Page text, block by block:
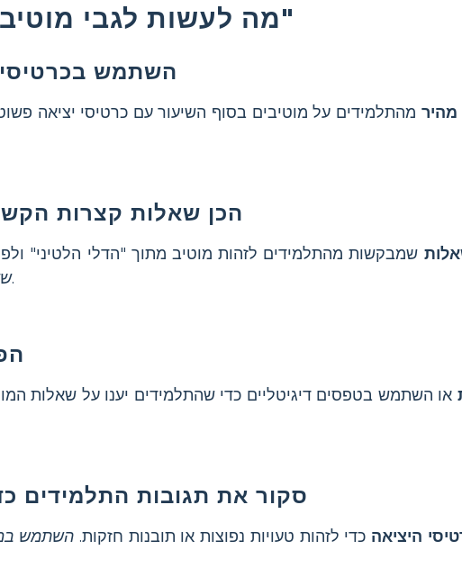
מה לעשות לגבי מוטיבים ב"לטין דלי"
השתמש בכרטיסי
מהתלמידים על מוטיבים בסוף השיעור עם כרטיסי יציאה
הכן שאלות קצרות
שמבקשות מהתלמידים לזהות מוטיב מתוך "הדלי הלטיני"
.
או השתמש בטפסים דיגיטליים כדי שהתלמידים יענו על שאלות
סקור את תגובות התלמידים
היציאה כדי לזהות טעויות נפוצות או תובנות חזקות. השתמש